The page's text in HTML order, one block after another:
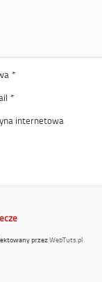
*
*
internetowa
przezWebTuts.pl